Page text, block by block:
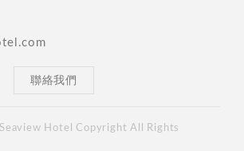
聯絡我們
Hotel Copyright All Rights